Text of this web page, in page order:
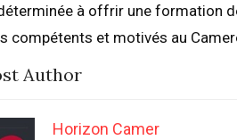
à offrir une formation
compétents et motivés au
Author
Horizon Camer